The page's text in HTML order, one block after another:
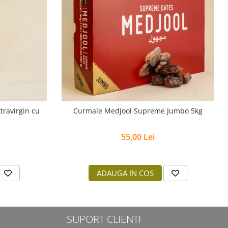
cu Curmale Medjool Supreme Jumbo 5kg
55,00 Lei
ADAUGA IN COS
SUPORT CLIENTI